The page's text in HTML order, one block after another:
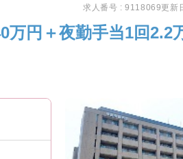
求人番号 : 9118069更新
円＋夜勤手当1回2.2